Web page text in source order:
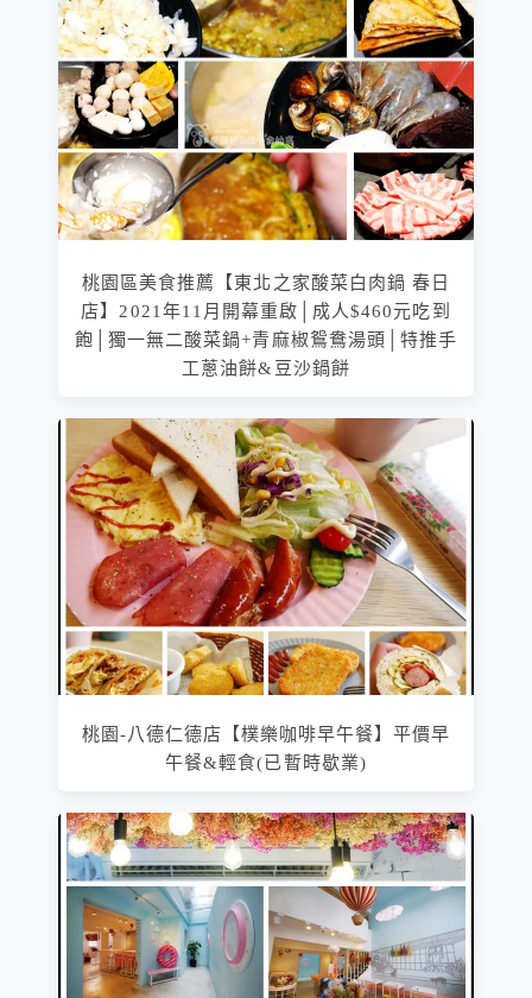
桃園區美食推薦【東北之家酸菜白肉鍋 春日
店】2021年11月開幕重啟│成人$460元吃到
飽│獨一無二酸菜鍋+青麻椒鴛鴦湯頭│特推手
工蔥油餅&豆沙鍋餅
桃園-八德仁德店【樸樂咖啡早午餐】平價早
午餐&輕食(已暫時歇業)